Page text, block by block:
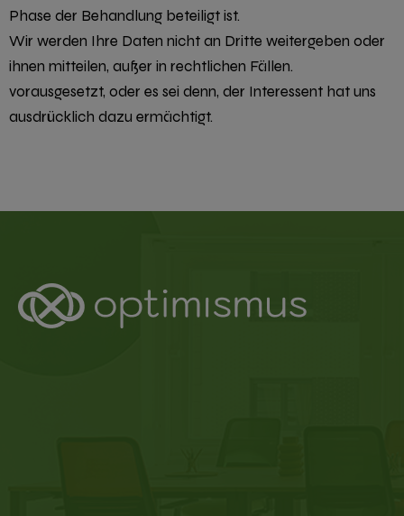
Phase der Behandlung beteiligt ist.
Wir werden Ihre Daten nicht an Dritte weitergeben oder
ihnen mitteilen, außer in rechtlichen Fällen.
vorausgesetzt, oder es sei denn, der Interessent hat uns
ausdrücklich dazu ermächtigt.